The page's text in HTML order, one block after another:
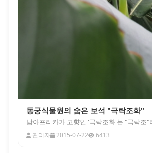
동궁식물원의 숨은 보석 "극락조화"
남아프리카가 고향인 '극락조화'는 "극락조"
관리자 2015-07-22 6413